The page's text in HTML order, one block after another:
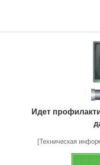
Идет
[Техническая